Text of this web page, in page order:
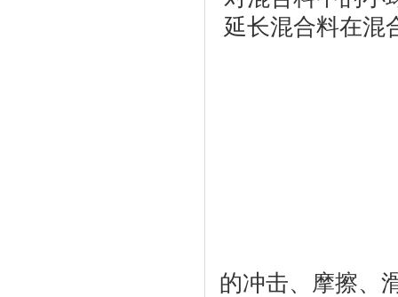
延长混合料在混
的冲击、摩擦、